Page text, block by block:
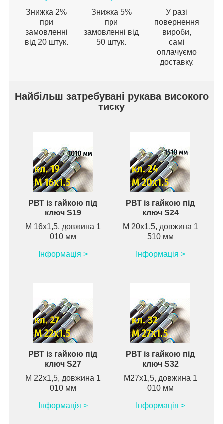
Знижка 2%
при
замовленні
від 20 штук.
Знижка 5%
при
замовленні від
50 штук.
У разі
повернення
вироби,
самі
оплачуємо
доставку.
Найбільш затребувані рукава високого
тиску
РВТ із гайкою під
ключ S19
М 16х1,5, довжина 1
010 мм
Інформація >
РВТ із гайкою під
ключ S24
М 20х1,5, довжина 1
510 мм
Інформація >
РВТ із гайкою під
ключ S27
М 22х1,5, довжина 1
010 мм
Інформація >
РВТ із гайкою під
ключ S32
М27х1,5, довжина 1
010 мм
Інформація >